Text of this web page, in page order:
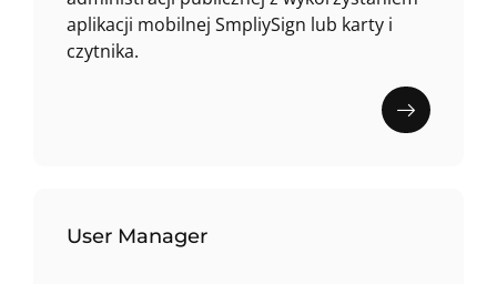
aplikacji mobilnej SmpliySign lub karty i
czytnika.
User Manager